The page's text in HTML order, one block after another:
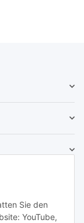
Sie den
YouTube,